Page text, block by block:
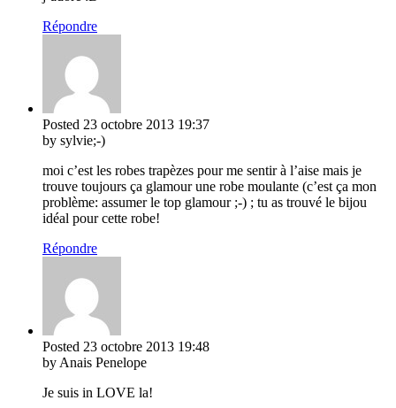
Répondre
Posted 23 octobre 2013 19:37
by sylvie;-)
moi c’est les robes trapèzes pour me sentir à l’aise mais je
trouve toujours ça glamour une robe moulante (c’est ça mon
problème: assumer le top glamour ;-) ; tu as trouvé le bijou
idéal pour cette robe!
Répondre
Posted 23 octobre 2013 19:48
by Anais Penelope
Je suis in LOVE la!